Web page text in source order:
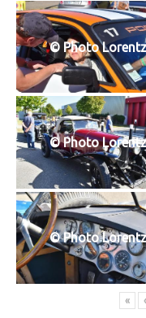
© Photo Lorentz
© Photo Lorentz
© Photo Lorentz
« ‹